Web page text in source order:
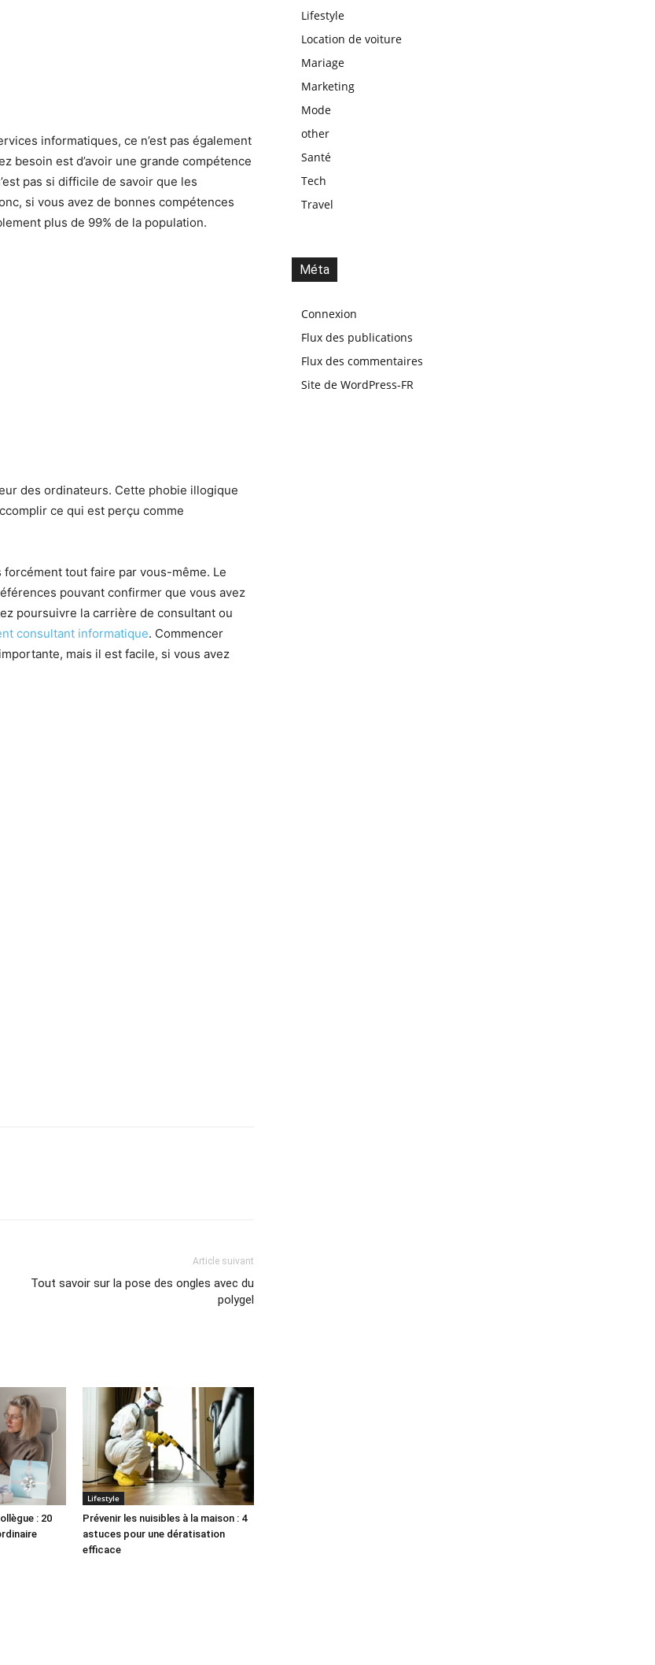
informatiques, ce n’est pas également
besoin est d’avoir une grande compétence
pas si difficile de savoir que les
si vous avez de bonnes compétences
plus de 99% de la population.
des ordinateurs. Cette phobie illogique
ce qui est perçu comme
tout faire par vous-même. Le
pouvant confirmer que vous avez
poursuivre la carrière de consultant ou
consultant informatique. Commencer
mais il est facile, si vous avez
Article suivant
Tout savoir sur la pose des ongles avec du
polygel
: 20
Lifestyle
Prévenir les nuisibles à la maison : 4
astuces pour une dératisation
efficace
Lifestyle
Location de voiture
Mariage
Marketing
Mode
other
Santé
Tech
Travel
Méta
Connexion
Flux des publications
Flux des commentaires
Site de WordPress-FR